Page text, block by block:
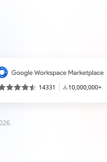
14331 10,000,000+